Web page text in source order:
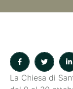
La Chiesa di